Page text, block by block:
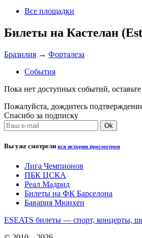
Все площадки
Билеты на Кастелан
Бразилия → Форталеза
События
Пока нет доступных событий,
Пожалуйста, дождитесь
Спасибо за подписку
Вы уже смотрели вся история просмотров
Лига Чемпионов
ПБК ЦСКА
Реал Мадрид
Билеты на ФК Барселона
Бавария Мюнхен
ESEATS билеты — спорт, концерты,